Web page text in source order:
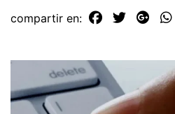
compartir en: